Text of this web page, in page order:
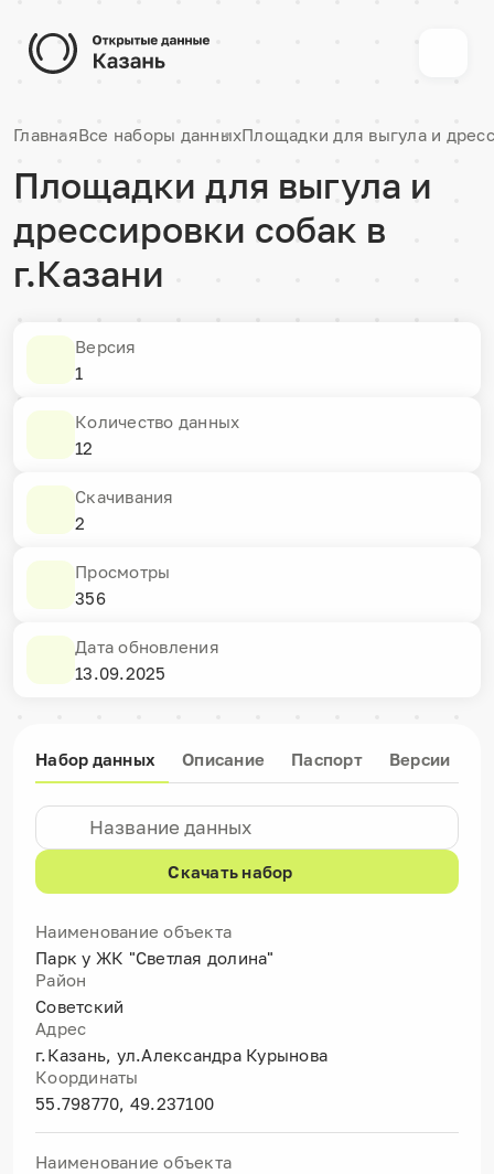
ГлавнаяВсе наборы данныхПлощадки для выгула и
Площадки для выгула и
дрессировки собак в
г.Казани
Версия
1
Количество данных
12
Скачивания
2
Просмотры
356
Дата обновления
13.09.2025
Набор данных Описание Паспорт Версии
Скачать набор
Наименование объекта
Парк у ЖК "Светлая долина"
Район
Советский
Адрес
г.Казань, ул.Александра Курынова
Координаты
55.798770, 49.237100
Наименование объекта